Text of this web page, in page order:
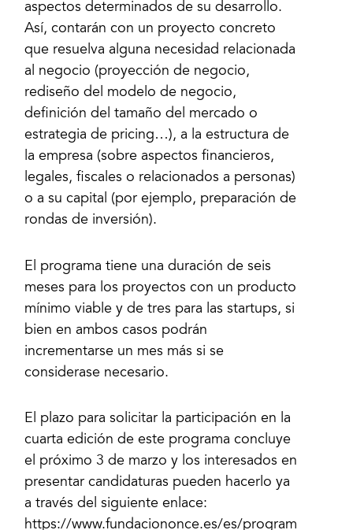
aspectos determinados de su desarrollo.
Así, contarán con un proyecto concreto
que resuelva alguna necesidad relacionada
al negocio (proyección de negocio,
rediseño del modelo de negocio,
definición del tamaño del mercado o
estrategia de pricing…), a la estructura de
la empresa (sobre aspectos financieros,
legales, fiscales o relacionados a personas)
o a su capital (por ejemplo, preparación de
El programa tiene una duración de seis
meses para los proyectos con un producto
mínimo viable y de tres para las startups, si
bien en ambos casos podrán
incrementarse un mes más si se
El plazo para solicitar la participación en la
cuarta edición de este programa concluye
el próximo 3 de marzo y los interesados en
presentar candidaturas pueden hacerlo ya
a través del siguiente enlace:
https://www.fundaciononce.es/es/program